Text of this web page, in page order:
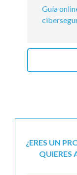
Guía
¿ERES UN
QUIERES